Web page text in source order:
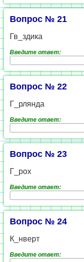
Вопрос № 21
Гв_здика
Введите ответ:
Вопрос № 22
Г_рлянда
Введите ответ:
Вопрос № 23
Г_рох
Введите ответ:
Вопрос № 24
К_нверт
Введите ответ: